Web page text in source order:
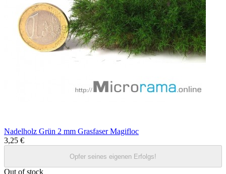
Nadelholz Grün 2 mm Grasfaser Magifloc
3,25 €
Opfer seines eigenen Erfolgs!
Out of stock